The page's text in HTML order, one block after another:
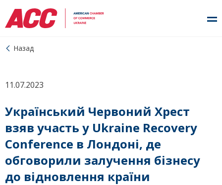
Назад
11.07.2023
Український Червоний Хрест
взяв участь у Ukraine Recovery
Conference в Лондоні, де
обговорили залучення бізнесу
до відновлення країни